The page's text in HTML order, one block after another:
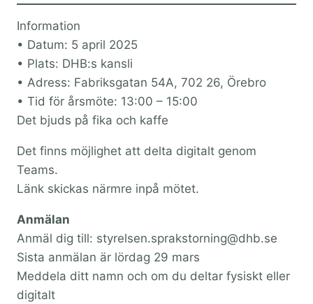
Information
• Datum: 5 april 2025
• Plats: DHB:s kansli
• Adress: Fabriksgatan 54A, 702 26, Örebro
• Tid för årsmöte: 13:00 – 15:00
Det bjuds på fika och kaffe
Det finns möjlighet att delta digitalt genom
Teams.
Länk skickas närmre inpå mötet.
Anmälan
Anmäl dig till: styrelsen.sprakstorning@dhb.se
Sista anmälan är lördag 29 mars
Meddela ditt namn och om du deltar fysiskt eller
digitalt